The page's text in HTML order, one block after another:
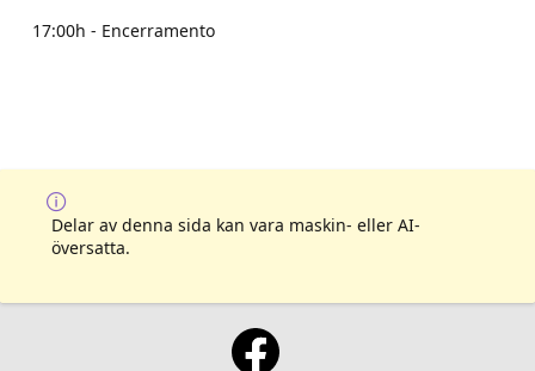
17:00h - Encerramento
Delar av denna sida kan vara maskin- eller AI-
översatta.